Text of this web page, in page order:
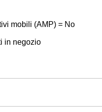
mobili (AMP) = No
in negozio